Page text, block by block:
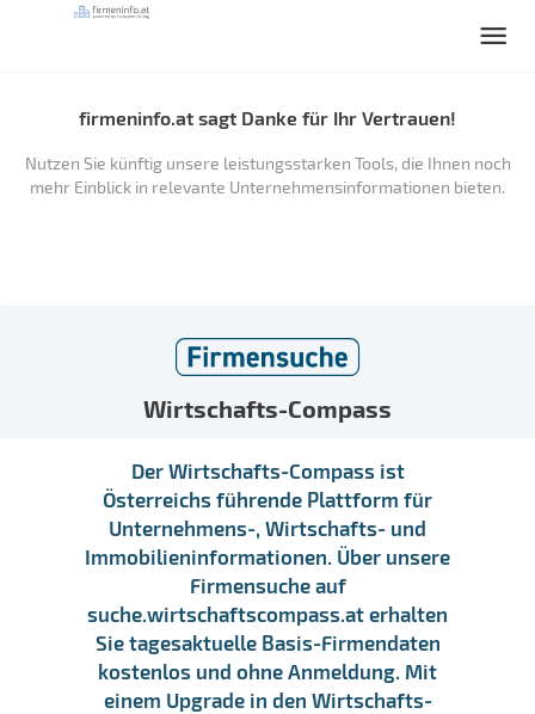
firmeninfo.at sagt Danke für Ihr Vertrauen!
Nutzen Sie künftig unsere leistungsstarken Tools, die Ihnen noch
mehr Einblick in relevante Unternehmensinformationen bieten.
Wirtschafts-Compass
Der Wirtschafts-Compass ist
Österreichs führende Plattform für
Unternehmens-, Wirtschafts- und
Immobilieninformationen. Über unsere
Firmensuche auf
suche.wirtschaftscompass.at erhalten
Sie tagesaktuelle Basis-Firmendaten
kostenlos und ohne Anmeldung. Mit
einem Upgrade in den Wirtschafts-